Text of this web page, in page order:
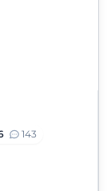
143